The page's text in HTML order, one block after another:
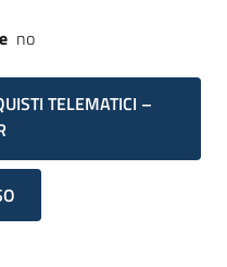
no
TELEMATICI –